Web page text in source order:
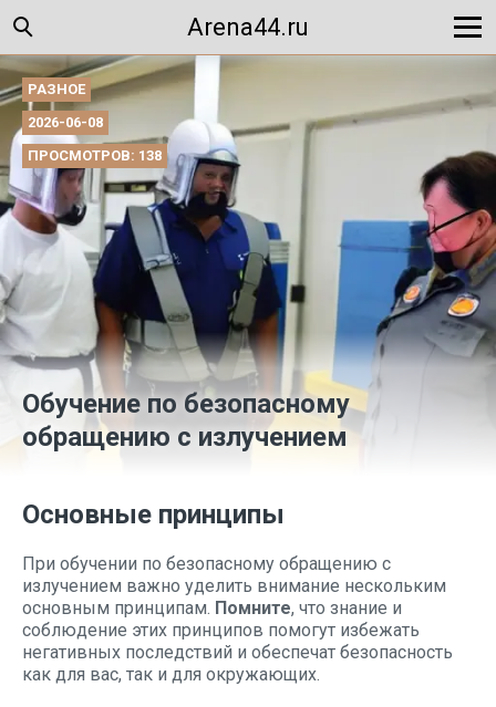
Arena44.ru
РАЗНОЕ
2026-06-08
ПРОСМОТРОВ: 138
Обучение по безопасному
обращению с излучением
Основные принципы
При обучении по безопасному обращению с
излучением важно уделить внимание нескольким
основным принципам. Помните, что знание и
соблюдение этих принципов помогут избежать
негативных последствий и обеспечат безопасность
как для вас, так и для окружающих.